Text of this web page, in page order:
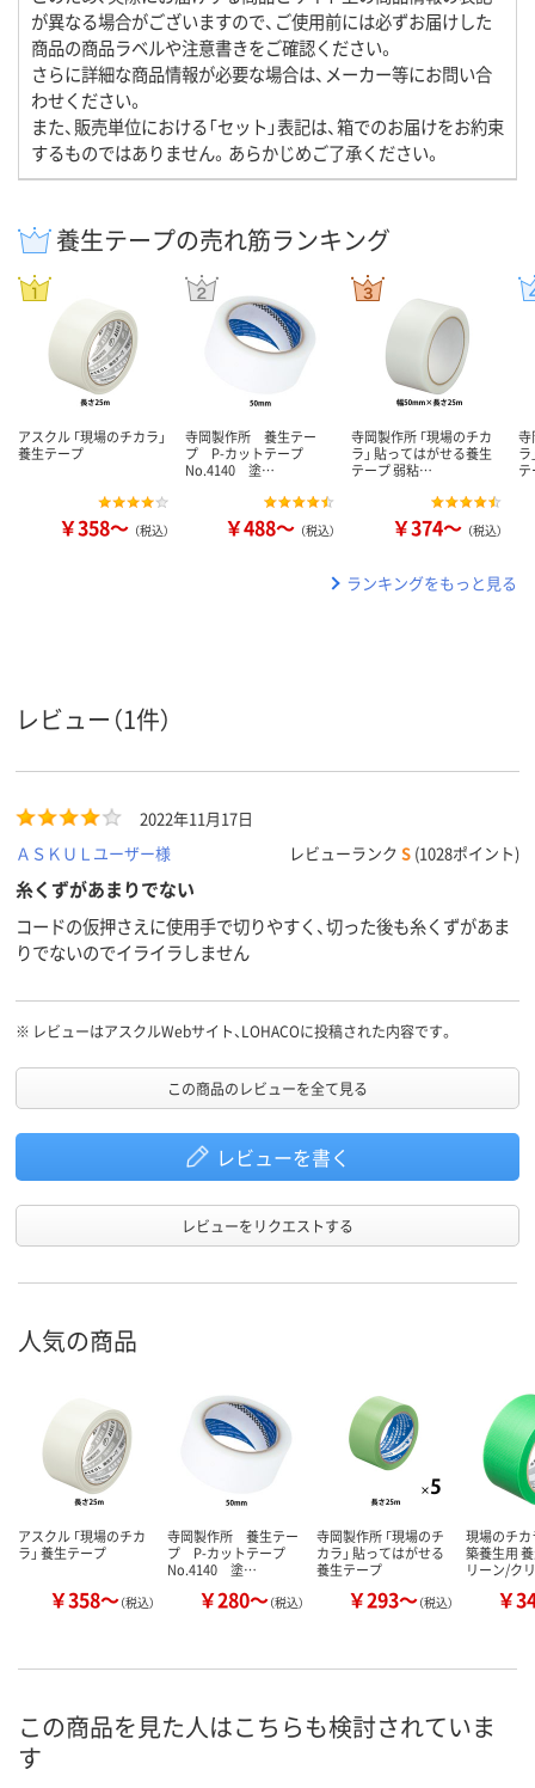
が異なる場合がございますので、ご使用前には必ずお届けした
商品の商品ラベルや注意書きをご確認ください。
さらに詳細な商品情報が必要な場合は、メーカー等にお問い合
わせください。
また、販売単位における「セット」表記は、箱でのお届けをお約束
するものではありません。あらかじめご了承ください。
養生テープの売れ筋ランキング
アスクル 「現場のチカラ」
養生テープ
￥358～ （税込）
寺岡製作所 養生テー
プ P-カットテープ
No.4140 塗…
￥488～ （税込）
寺岡製作所 「現場のチカ
ラ」 貼ってはがせる養生
テープ 弱粘…
￥374～ （税込）
寺
ラ
ランキングをもっと見る
レビュー（1件）
2022年11月17日
ＡＳＫＵＬユーザー様
レビューランク S (1028ポイント)
糸くずがあまりでない
コードの仮押さえに使用手で切りやすく、切った後も糸くずがあま
りでないのでイライラしません
※ レビューはアスクルWebサイト、LOHACOに投稿された内容です。
この商品のレビューを全て見る
レビューを書く
レビューをリクエストする
人気の商品
アスクル 「現場のチカ
ラ」 養生テープ
￥358～（税込）
寺岡製作所 養生テー
プ P-カットテープ
No.4140 塗…
￥280～（税込）
寺岡製作所 「現場のチ
カラ」 貼ってはがせる
養生テープ
￥293～（税込）
現場のチカ
築養生用
リーン/ク
￥
この商品を見た人はこちらも検討されていま
す